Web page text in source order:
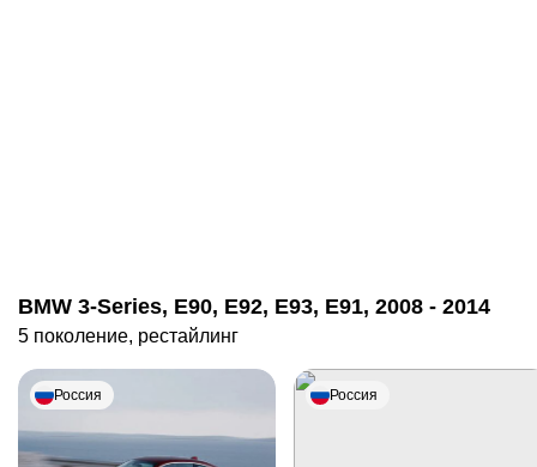
BMW 3-Series, E90, E92, E93, E91, 2008 - 2014
5 поколение, рестайлинг
Россия Россия